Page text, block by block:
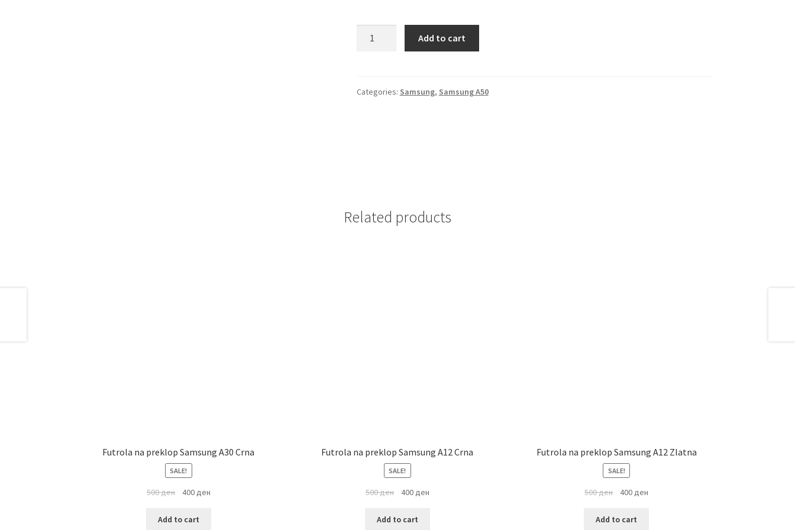
Zolta
Add to cart
Categories: Samsung, Samsung A50
Related products
Futrola na preklop Samsung A30 Crna
SALE!
500ден 400ден
Add to cart
Futrola na preklop Samsung A12 Crna
SALE!
500ден 400ден
Add to cart
Futrola na preklop Samsung A12 Zlatna
SALE!
500ден 400ден
Add to cart